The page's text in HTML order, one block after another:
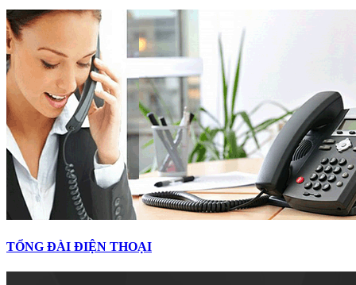
TỔNG ĐÀI ĐIỆN THOẠI